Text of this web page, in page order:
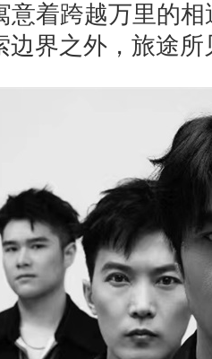
意着跨越万里的
边界之外，旅途